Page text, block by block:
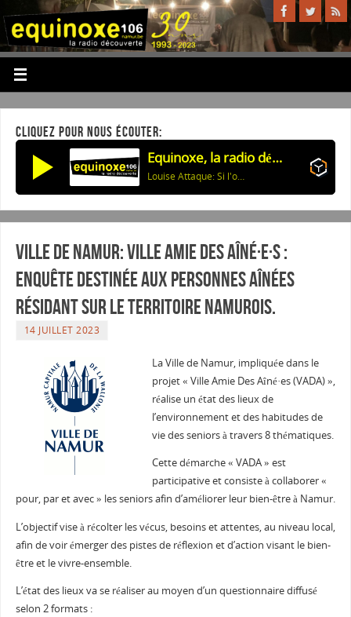
CLIQUEZ POUR NOUS ÉCOUTER:
Equinoxe, la radio découverte
Louise Attaque: Si l'on marchait jusqu'à demain
Ville de Namur: Ville Amie Des Aîné·e·s :
Enquête destinée aux personnes aînées
résidant sur le territoire namurois.
14 JUILLET 2023
LaVillede Namur, impliquée dans le
projet « VilleAmie DesAîné·es (VADA) »,
réalise un étatdeslieux de
l’environnement etdeshabitudesde
viedesseniors à travers 8 thématiques.
Cette démarche « VADA » est
participative et consiste à collaborer «
pour, par et avec » les seniors afin d’améliorer leur bien-être à Namur.
L’objectif vise à récolter les vécus, besoins et attentes, au niveau local,
afin de voir émergerdespistes de réflexion et d’action visant lebien-
être et levivre-ensemble.
L’étatdeslieux va se réaliser au moyen d’un questionnaire diffusé
selon 2 formats :